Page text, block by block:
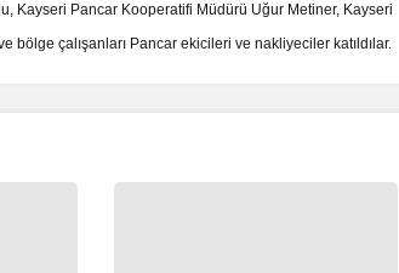
Kayseri Pancar Kooperatifi Müdürü Uğur Metiner, Kayseri
çalışanları Pancar ekicileri ve nakliyeciler katıldılar.